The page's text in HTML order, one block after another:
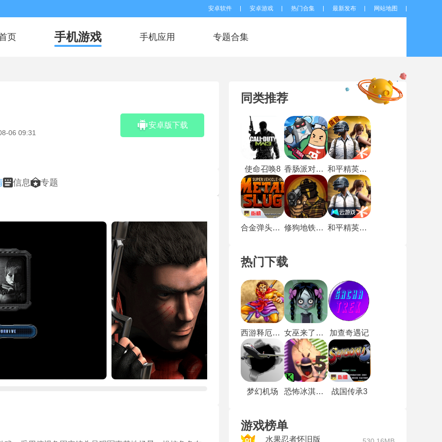
安卓软件 安卓游戏 热门合集 最新发布 网站地图
页 手机游戏 手机应用 专题合集
06 09:31
安卓版下载
信息 专题
同类推荐
使命召唤8 香肠派对比赛服 和平精英体验服
合金弹头单机版 修狗地铁逃生正版 和平精英云游戏秒玩版
热门下载
西游释厄传2街机 女巫来了手游 加查奇遇记
梦幻机场 恐怖冰淇淋5无广告版 战国传承3
游戏榜单
水果忍者怀旧版